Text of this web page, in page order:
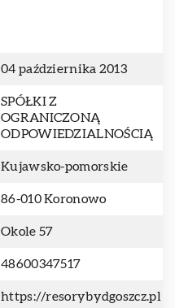
04 października 2013
SPÓŁKI Z
OGRANICZONĄ
ODPOWIEDZIALNOŚCIĄ
Kujawsko-pomorskie
86-010 Koronowo
Okole 57
48600347517
https://resorybydgoszcz.pl